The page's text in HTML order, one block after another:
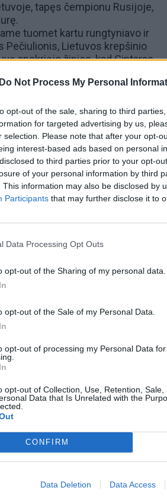
Do Not Process My Personal
opt-out of the sale, sharing to third
for targeted advertising by us,
selection. Please note that after your opt-
interest-based ads based on personal
to third parties prior to your opt-
of your personal information by third
This information may also be disclosed by
Participants that may further disclose it to
Data Processing Opt Outs
opt-out of the Sharing of my personal data.
opt-out of the Sale of my Personal Data.
opt-out of processing my Personal Data for
opt-out of Collection, Use, Retention, Sale,
Data that Is Unrelated with the
CONFIRM
Data Deletion Data Access
tapęs čempionu Rusijoje,
tuomet kartu rungtyniavo ir
Pečiulionis, Lietuvos krepšinio
apskriejo žinios, kad Gintaras
dvitaškių) ir surinko daugiau nei
Tą sezoną krepšininkas
žaidėju bei tuo, kuris
rungtynes.
tačiau po metų
Adakrio“ komandą pakvietė
Regimantas Juška.
dirbo trenerio asistentu Saratovo
atvesti į tinkamą kelią ir
puolėjus. Tiesa, Gintaras
naujienos apie krepšininko
su kuria susilaukė trijų vaikų –
taip pat yra pradėjęs
ekipai.
iširo, po kurios prasidėjo
namas ant jūros kranto,
esą G.Einikis klimpsta į skolas.
su kuria susilaukė dar
itin pagarsėjo iš neigiamos
apie jo girtuokliavimą bei
kuriame aiškinosi dėl šių
vyrą yra pasakojusi kaip apie
nesigydo. Be viso to, jam su
melagingų policijos iškvietimų,
ir necenzūriniais
„Facebook“. Apie jį dabar
geros krepšinio karjeros
2017 metais. Krepšininkas